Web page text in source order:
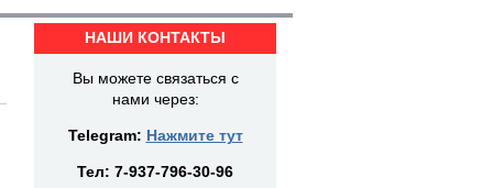
НАШИ КОНТАКТЫ
Вы можете связаться с
нами через:
Telegram: Нажмите тут
Тел: 7-937-796-30-96